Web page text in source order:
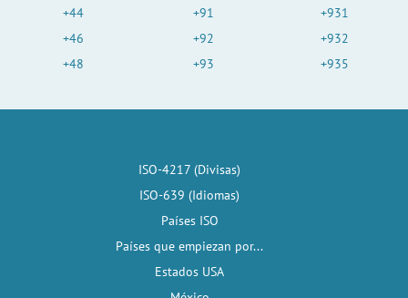
+44
+46
+48
+91
+92
+93
+931
+932
+935
ISO-4217 (Divisas)
ISO-639 (Idiomas)
Países ISO
Países que empiezan por...
Estados USA